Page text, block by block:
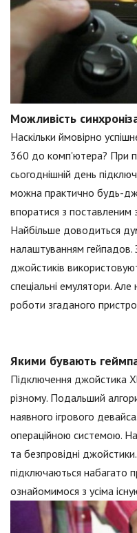
Можливість
Наскільки ймовірно
360 до комп'ютера? При
сьогоднішній день
можна практично будь-
впоратися з
Найбільше доводиться
налаштуванням гейпадов.
джойстиків
спеціальні емулятори.
роботи згаданого
Якими бувають
Підключення джойстика
різному. Подальший
наявного ігрового
операційною системою.
та безпровідні
підключаються набагато
ознайомимося з усіма